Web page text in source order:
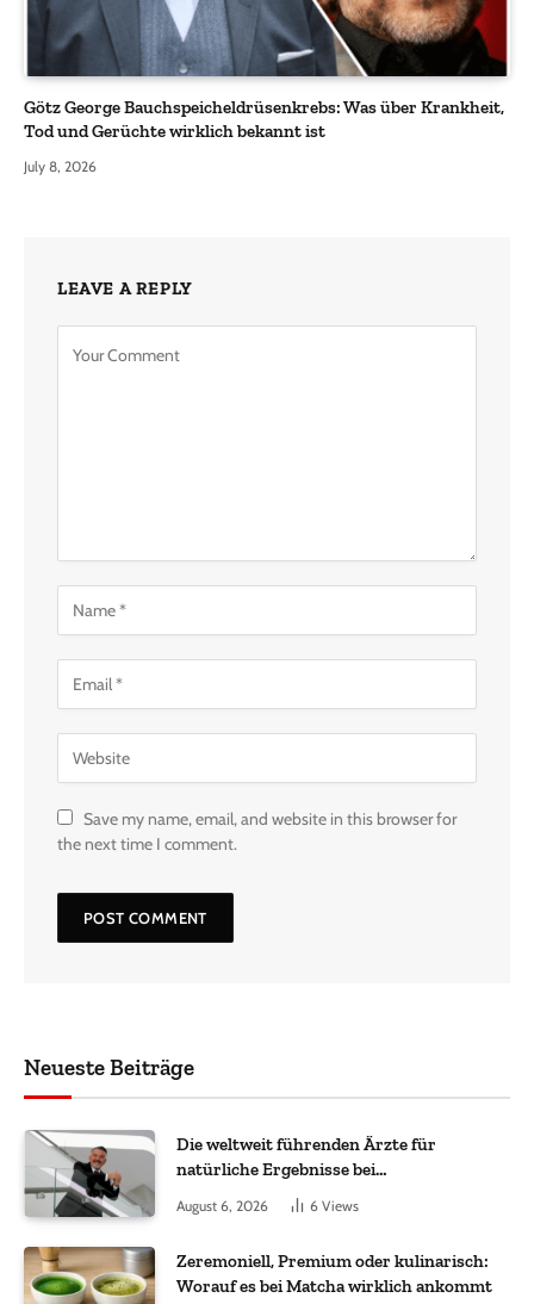
Götz George Bauchspeicheldrüsenkrebs: Was über Krankheit,
Tod und Gerüchte wirklich bekannt ist
July 8, 2026
LEAVE A REPLY
Save my name, email, and website in this browser for
the next time I comment.
Neueste Beiträge
Die weltweit führenden Ärzte für
natürliche Ergebnisse bei
Haartransplantationen
August 6, 2026 6 Views
Zeremoniell, Premium oder kulinarisch:
Worauf es bei Matcha wirklich ankommt